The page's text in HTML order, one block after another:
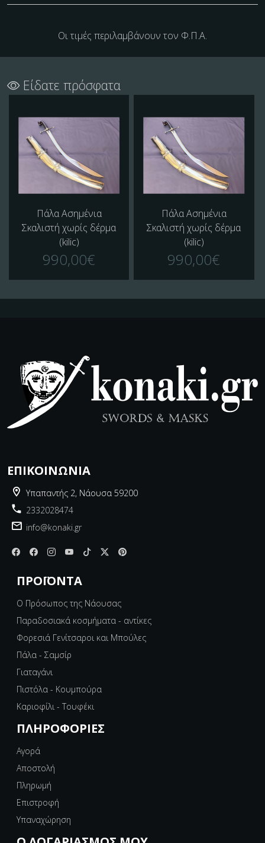
Οι τιμές περιλαμβάνουν τον Φ.Π.Α.
Είδατε πρόσφατα
Πάλα Ασημένια
Σκαλιστή χωρίς δέρμα
(kilic)
990,00€
Πάλα Ασημένια
Σκαλιστή χωρίς δέρμα
(kilic)
990,00€
ΕΠΙΚΟΙΝΩΝΊΑ
Υπαπαντής 2, Νάουσα 59200
2332028474
info@konaki.gr
ΠΡΟΪΌΝΤΑ
Ο Πρόσωπος της Νάουσας
Παραδοσιακά κοσμήματα - αντίκες
Φορεσιά Γενίτσαροι και Μπούλες
Πάλα - Σαμσίρ
Γιαταγάνι
Πιστόλα - Κουμπούρα
Καριοφίλι - Τουφέκι
ΠΛΗΡΟΦΟΡΊΕΣ
Αγορά
Αποστολή
Πληρωμή
Επιστροφή
Υπαναχώρηση